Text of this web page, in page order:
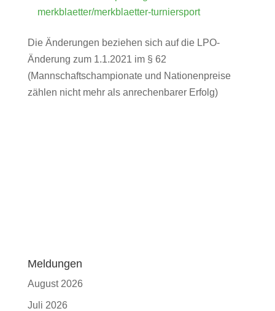
merkblaetter/merkblaetter-turniersport
Die Änderungen beziehen sich auf die LPO-
Änderung zum 1.1.2021 im § 62
(Mannschaftschampionate und Nationenpreise
zählen nicht mehr als anrechenbarer Erfolg)
Meldungen
August 2026
Juli 2026